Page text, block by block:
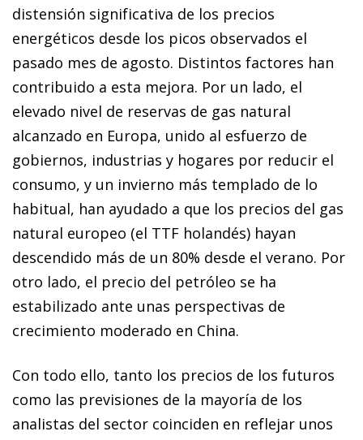
distensión significativa de los precios
energéticos desde los picos observados el
pasado mes de agosto. Distintos factores han
contribuido a esta mejora. Por un lado, el
elevado nivel de reservas de gas natural
alcanzado en Europa, unido al esfuerzo de
gobiernos, industrias y hogares por reducir el
consumo, y un invierno más templado de lo
habitual, han ayudado a que los precios del gas
natural europeo (el TTF holandés) hayan
descendido más de un 80% desde el verano. Por
otro lado, el precio del petróleo se ha
estabilizado ante unas perspectivas de
crecimiento moderado en China.
Con todo ello, tanto los precios de los futuros
como las previsiones de la mayoría de los
analistas del sector coinciden en reflejar unos